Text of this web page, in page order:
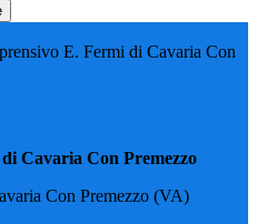
E. Fermi di Cavaria Con
Cavaria Con Premezzo
Con Premezzo (VA)